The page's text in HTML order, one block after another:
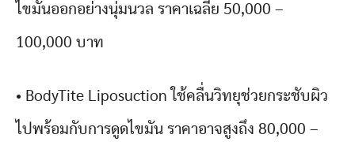
ไขมันออกอย่างนุ่มนวล ราคาเฉลี่ย 50,000 –
100,000 บาท
• BodyTite Liposuction ใช้คลื่นวิทยุช่วยกระชับผิว
ไปพร้อมกับการดูดไขมัน ราคาอาจสูงถึง 80,000 –